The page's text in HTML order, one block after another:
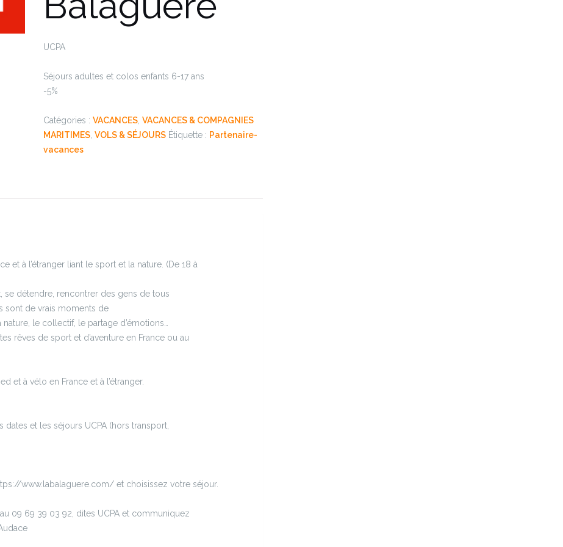
UCPA
Séjours adultes et colos enfants 6-17 ans
-5%
Catégories : VACANCES, VACANCES & COMPAGNIES
MARITIMES, VOLS & SÉJOURS Étiquette : Partenaire-
vacances
et à l’étranger liant le sport et la nature. (De 18 à
se détendre, rencontrer des gens de tous
sont de vrais moments de
le collectif, le partage d’émotions…
rêves de sport et d’aventure en France ou au
et à vélo en France et à l’étranger.
dates et les séjours UCPA (hors transport,
www.labalaguere.com/ et choisissez votre séjour.
09 69 39 03 92, dites UCPA et communiquez